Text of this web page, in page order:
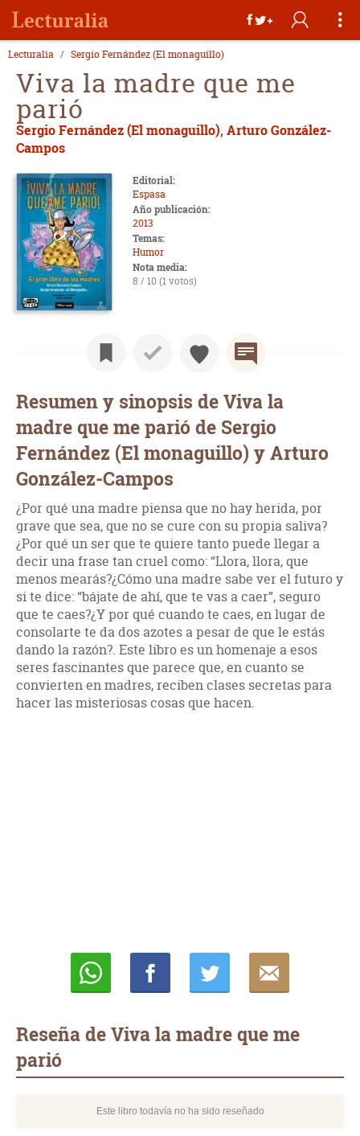
Lecturalia Sergio Fernández (El monaguillo)
Viva la madre que me
parió
Sergio Fernández (El monaguillo), Arturo González-
Campos
Editorial:
Espasa
Año publicación:
2013
Temas:
Humor
Nota media:
8 / 10 (1 votos)
Resumen y sinopsis de Viva la
madre que me parió de Sergio
Fernández (El monaguillo) y Arturo
González-Campos
¿Por qué una madre piensa que no hay herida, por
grave que sea, que no se cure con su propia saliva?
¿Por qué un ser que te quiere tanto puede llegar a
decir una frase tan cruel como: “Llora, llora, que
menos mearás?¿Cómo una madre sabe ver el futuro y
si te dice: “bájate de ahí, que te vas a caer”, seguro
que te caes?¿Y por qué cuando te caes, en lugar de
consolarte te da dos azotes a pesar de que le estás
dando la razón?. Este libro es un homenaje a esos
seres fascinantes que parece que, en cuanto se
convierten en madres, reciben clases secretas para
hacer las misteriosas cosas que hacen.
Reseña de Viva la madre que me
parió
Este libro todavía no ha sido reseñado